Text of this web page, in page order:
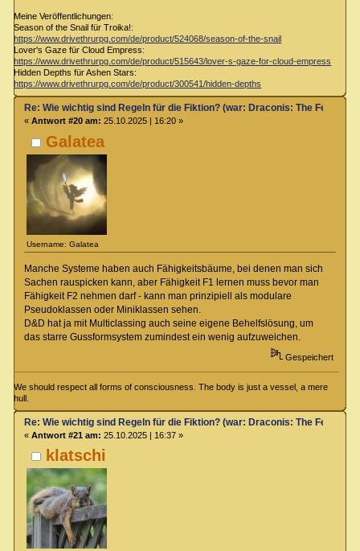
Meine Veröffentlichungen:
Season of the Snail für Troika!:
https://www.drivethrurpg.com/de/product/524068/season-of-the-snail
Lover's Gaze für Cloud Empress:
https://www.drivethrurpg.com/de/product/515643/lover-s-gaze-for-cloud-empress
Hidden Depths für Ashen Stars:
https://www.drivethrurpg.com/de/product/300541/hidden-depths
Galatea
Username: Galatea
Re: Wie wichtig sind Regeln für die Fiktion? (war: Draconis: The Feel-
« Antwort #20 am: 25.10.2025 | 16:20 »
Manche Systeme haben auch Fähigkeitsbäume, bei denen man sich
Sachen rauspicken kann, aber Fähigkeit F1 lernen muss bevor man
Fähigkeit F2 nehmen darf - kann man prinzipiell als modulare
Pseudoklassen oder Miniklassen sehen.
D&D hat ja mit Multiclassing auch seine eigene Behelfslösung, um
das starre Gussformsystem zumindest ein wenig aufzuweichen.
Gespeichert
We should respect all forms of consciousness. The body is just a vessel, a mere
hull.
klatschi
Re: Wie wichtig sind Regeln für die Fiktion? (war: Draconis: The Feel-
« Antwort #21 am: 25.10.2025 | 16:37 »